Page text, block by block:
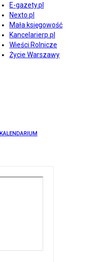
E-gazety.pl
Nexto.pl
Mała księgowość
Kancelarierp.pl
Wieści Rolnicze
Życie Warszawy
KALENDARIUM